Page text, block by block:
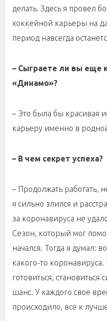
делать. Здесь я провел
хоккейной карьеры на
период навсегда
– Сыграете ли вы еще
«Динамо»?
– Это была бы красивая
карьеру именно в
– В чем секрет успеха?
– Продолжать работать,
я сильно злился и
за коронавируса не
Сезон, который мог
начался. Тогда я думал:
какого-то
готовиться, становиться
шанс. У каждого свое
происходило, все к